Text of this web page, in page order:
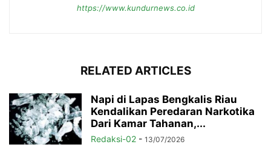
https://www.kundurnews.co.id
RELATED ARTICLES
Napi di Lapas Bengkalis Riau
Kendalikan Peredaran Narkotika
Dari Kamar Tahanan,...
Redaksi-02 - 13/07/2026